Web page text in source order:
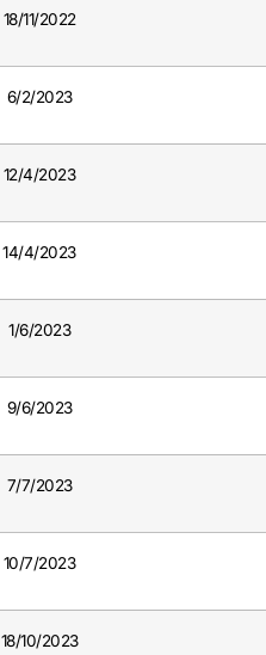
18/11/2022
6/2/2023
12/4/2023
14/4/2023
1/6/2023
9/6/2023
7/7/2023
10/7/2023
18/10/2023